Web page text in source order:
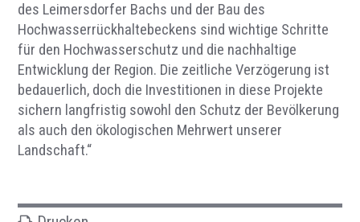
des Leimersdorfer Bachs und der Bau des
Hochwasserrückhaltebeckens sind wichtige Schritte
für den Hochwasserschutz und die nachhaltige
Entwicklung der Region. Die zeitliche Verzögerung ist
bedauerlich, doch die Investitionen in diese Projekte
sichern langfristig sowohl den Schutz der Bevölkerung
als auch den ökologischen Mehrwert unserer
Landschaft.“